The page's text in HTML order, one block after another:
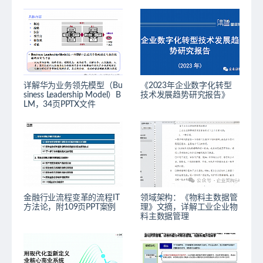
详解华为业务领先模型（Bu
siness Leadership Model）B
LM，34页PPTX文件
《2023年企业数字化转型
技术发展趋势研究报告》
金融行业流程变革的流程IT
方法论，附109页PPT案例
领域架构：《物料主数据管
理》文摘，详解工业企业物
料主数据管理